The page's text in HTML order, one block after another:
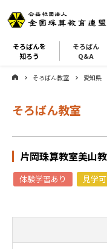
そろばんを
知ろう
そろばん
Q&A
そろばん教室 愛知県
そろばん教室
片岡珠算教室美山
体験学習あり 見学可